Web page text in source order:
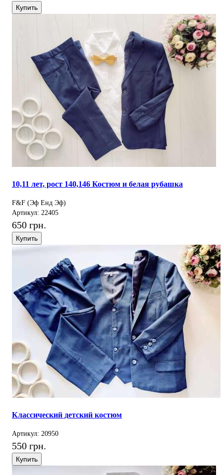
Купить
10,11 лет, рост 140,146 Костюм и белая рубашка
F&F (Эф Енд Эф)
Артикул: 22405
650 грн.
Купить
Классический детский костюм
Артикул: 20950
550 грн.
Купить